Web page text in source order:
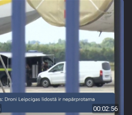
00:02:56